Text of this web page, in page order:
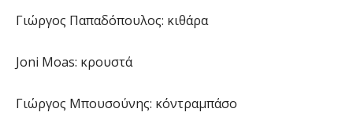
Γιώργος Παπαδόπουλος: κιθάρα
Joni Moas: κρουστά
Γιώργος Μπουσούνης: κόντραμπάσο